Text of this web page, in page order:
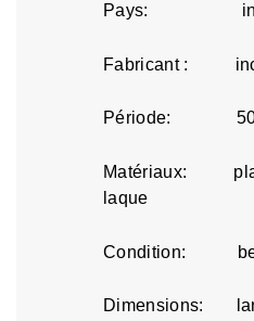
Pays:
Fabricant :
Période:
Matériaux:
laque
Condition: bel
Dimensions: